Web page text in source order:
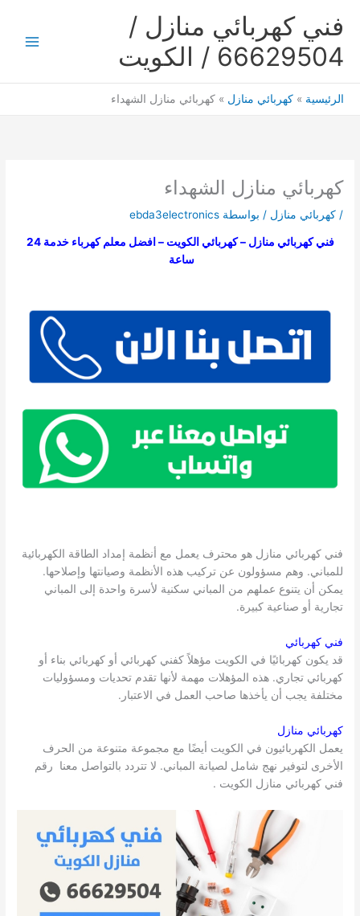
فني كهربائي منازل /
66629504 / الكويت
الرئيسية كهربائي منازل كهربائي منازل الشهداء
كهربائي منازل الشهداء
/كهربائي منازل / بواسطة ebda3electronics
فني كهربائي منازل – كهربائي الكويت – افضل معلم كهرباء خدمة 24
ساعة
فني كهربائي منازل هو محترف يعمل مع أنظمة إمداد الطاقة الكهربائية
للمباني. وهم مسؤولون عن تركيب هذه الأنظمة وصيانتها وإصلاحها.
يمكن أن يتنوع عملهم من المباني سكنية لأسرة واحدة إلى المباني
تجارية أو صناعية كبيرة.
فني كهربائي
قد يكون كهربائيًا في الكويت مؤهلاً كفني كهربائي أو كهربائي بناء أو
كهربائي تجاري. هذه المؤهلات مهمة لأنها تقدم تحديات ومسؤوليات
مختلفة يجب أن يأخذها صاحب العمل في الاعتبار.
كهربائي منازل
يعمل الكهربائيون في الكويت أيضًا مع مجموعة متنوعة من الحرف
الأخرى لتوفير نهج شامل لصيانة المباني. لا تتردد بالتواصل معنا رقم
فني كهربائي منازل الكويت .